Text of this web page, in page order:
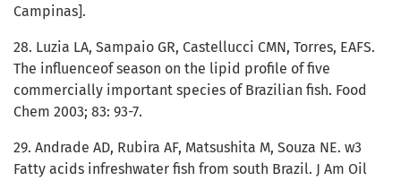
Campinas].
28. Luzia LA, Sampaio GR, Castellucci CMN, Torres, EAFS.
The influenceof season on the lipid profile of five
commercially important species of Brazilian fish. Food
Chem 2003; 83: 93-7.
29. Andrade AD, Rubira AF, Matsushita M, Souza NE. w3
Fatty acids infreshwater fish from south Brazil. J Am Oil